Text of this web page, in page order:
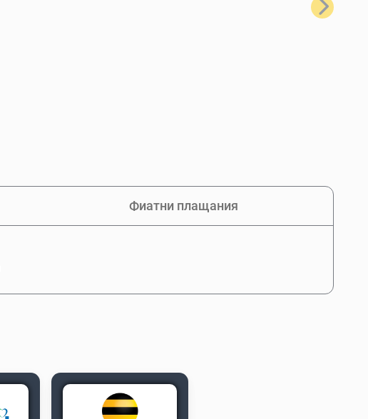
Следващ
Фиатни плащания